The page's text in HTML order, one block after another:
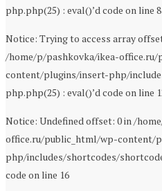
php.php(25) : eval()’d code on line 8
Notice: Trying to access array
/home/p/pashkovka/ikea-
content/plugins/insert-php/
php.php(25) : eval()’d code on line
Notice: Undefined offset: 0 in /
office.ru/public_html/wp-content/
php/includes/shortcodes/
code on line 16